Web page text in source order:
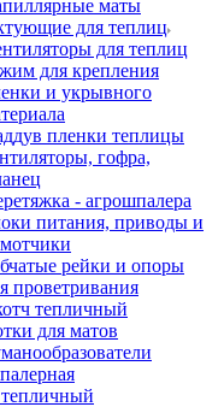
маты
для теплиц
для теплиц
для крепления
и укрывного
пленки теплицы
гофра,
- агрошпалера
питания, приводы и
рейки и опоры
проветривания
тепличный
для матов